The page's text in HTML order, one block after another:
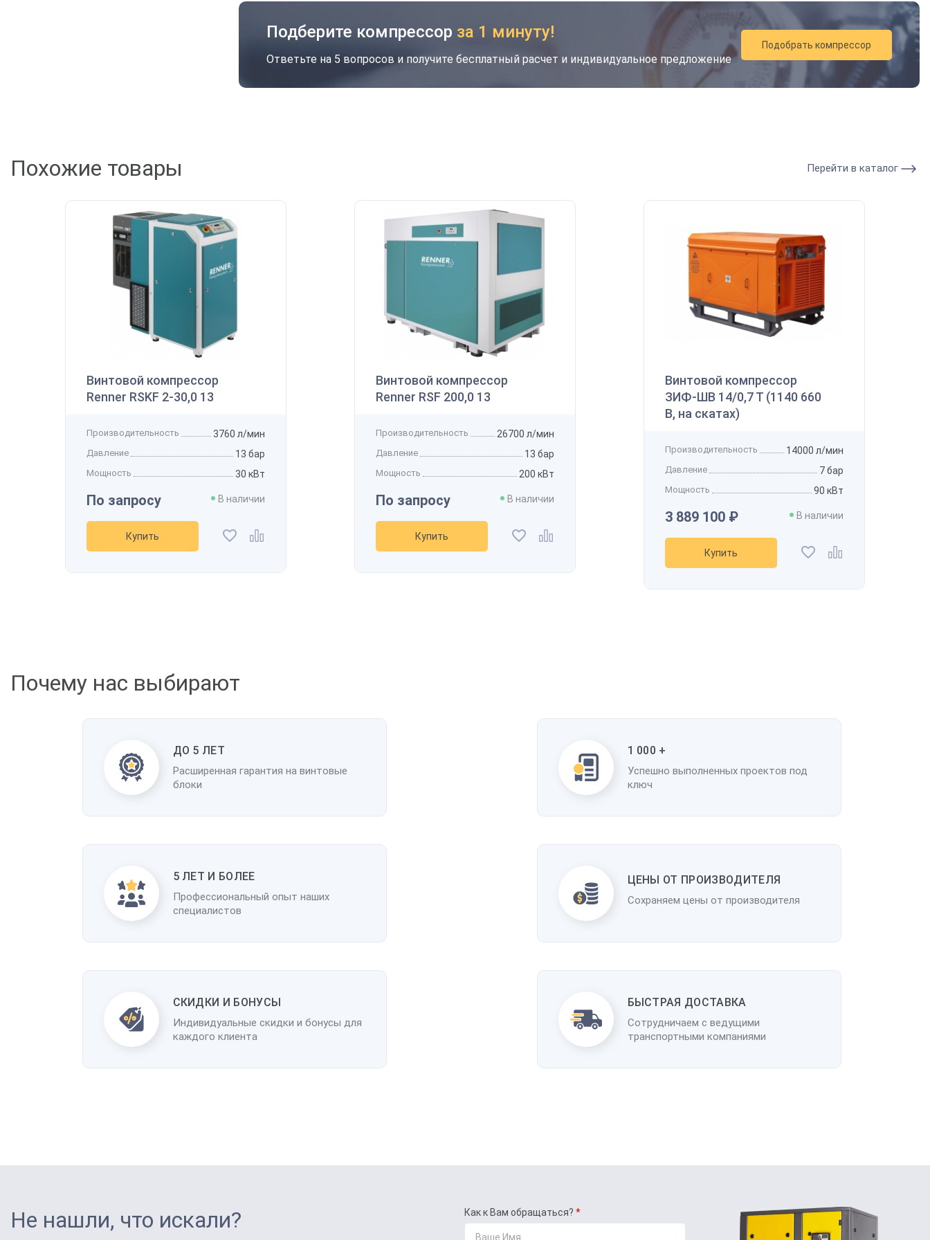
Подберите компрессор за 1 минуту!
Ответьте на 5 вопросов и получите бесплатный расчет и индивидуальное предложение
Подобрать компрессор
Похожие товары Перейти в каталог
Винтовой компрессор
Renner RSKF 2-30,0 13
Производительность 3760 л/мин
Давление 13 бар
Мощность 30 кВт
По запросу В наличии
Купить
Винтовой компрессор
Renner RSF 200,0 13
Производительность 26700 л/мин
Давление 13 бар
Мощность 200 кВт
По запросу В наличии
Купить
Винтовой компрессор
ЗИФ-ШВ 14/0,7 Т (1140 660
В, на скатах)
Производительность 14000 л/мин
Давление 7 бар
Мощность 90 кВт
3 889 100 ₽ В наличии
Купить
Почему нас выбирают
ДО 5 ЛЕТ
Расширенная гарантия на винтовые
блоки
1 000 +
Успешно выполненных проектов под
ключ
5 ЛЕТ И БОЛЕЕ
Профессиональный опыт наших
специалистов
ЦЕНЫ ОТ ПРОИЗВОДИТЕЛЯ
Сохраняем цены от производителя
CКИДКИ И БОНУСЫ
Индивидуальные скидки и бонусы для
каждого клиента
БЫСТРАЯ ДОСТАВКА
Сотрудничаем с ведущими
транспортными компаниями
Не нашли, что искали? Как к Вам обращаться?
вами номер в течение 30 дней
Ваш номер телефона
Производительность800 л/мин
Мощность7,5 кВт
Напряжение
Добавить в избранное